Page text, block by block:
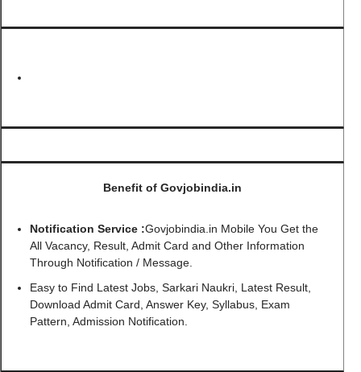
Benefit of Govjobindia.in
Notification Service :Govjobindia.in Mobile You Get the
All Vacancy, Result, Admit Card and Other Information
Through Notification / Message.
Easy to Find Latest Jobs, Sarkari Naukri, Latest Result,
Download Admit Card, Answer Key, Syllabus, Exam
Pattern, Admission Notification.